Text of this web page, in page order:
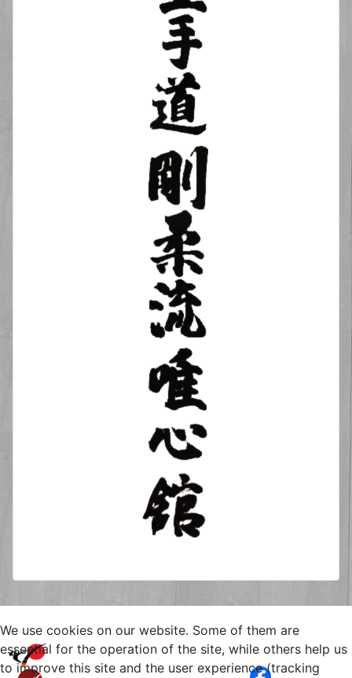
Copyright © 2026 Yuishinkan
Goju-Ryu Karate-Do Kamen
We use cookies on our website. Some of them are
essential for the operation of the site, while others help us
to improve this site and the user experience (tracking